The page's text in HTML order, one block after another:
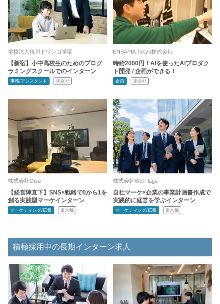
学校法人角川ドワンゴ学園
【新宿】小中高校生のためのプログ
ラミングスクールでのインターン
事務/アシスタント 東京都
ENSAPIA Tokyo株式会社
時給2000円！AIを使ったAIプロダク
ト開発 / 企画ができる！
企画 東京都
株式会社Oisu
【経営陣直下】SNS×戦略で0から1を
創る実践型マーケインターン
マーケティング/広報 東京都
株式会社WellFlags
自社マーケ×企業の事業計画書作成で
実践的に経営を学ぶインターン
マーケティング/広報 東京都
積極採用中の長期インターン求人